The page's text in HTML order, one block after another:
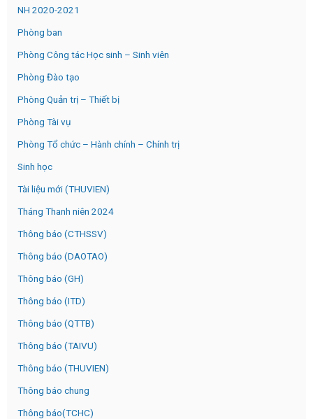
NH 2020-2021
Phòng ban
Phòng Công tác Học sinh – Sinh viên
Phòng Đào tạo
Phòng Quản trị – Thiết bị
Phòng Tài vụ
Phòng Tổ chức – Hành chính – Chính trị
Sinh học
Tài liệu mới (THUVIEN)
Tháng Thanh niên 2024
Thông báo (CTHSSV)
Thông báo (DAOTAO)
Thông báo (GH)
Thông báo (ITD)
Thông báo (QTTB)
Thông báo (TAIVU)
Thông báo (THUVIEN)
Thông báo chung
Thông báo(TCHC)